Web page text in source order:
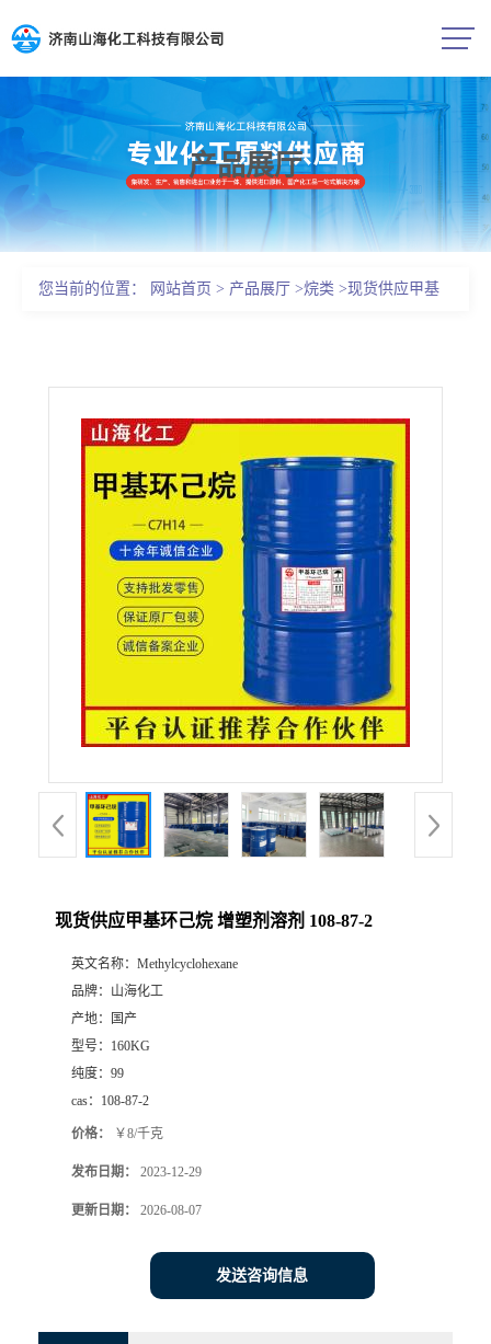
公司首页
产品展厅
证书荣誉
产品展厅
您当前的位置： 网站首页 > 产品展厅 >烷类 >现货供应甲基
现货供应甲基环己烷 增塑剂溶剂 108-87-2
英文名称： Methylcyclohexane
品牌： 山海化工
产地：
国产
型号： 160KG
纯度： 99
cas： 108-87-2
价格： ￥8/千克
发布日期： 2023-12-29
更新日期： 2026-08-07
发送咨询信息